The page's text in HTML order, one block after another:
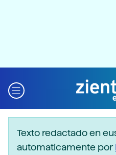
Texto redactado en
automaticamente por